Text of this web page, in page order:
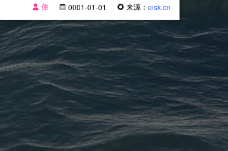
偉
0001-01-01 来源：eisk.cn